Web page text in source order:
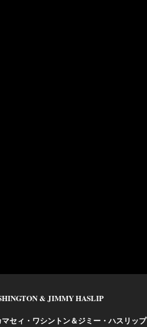
& JIMMY HASLIP
セィ・ワシントン＆ジミー・ハスリップ